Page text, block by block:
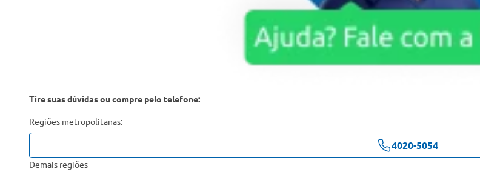
Tire suas dúvidas ou compre pelo telefone:
Regiões metropolitanas:
4020-5054
Demais regiões